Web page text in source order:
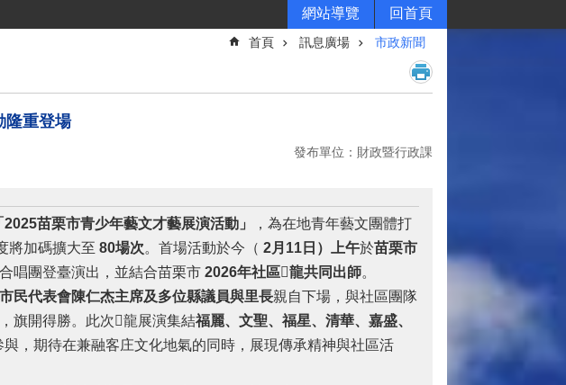
網站導覽 回首頁
首頁 訊息廣場 市政新聞
隆重登場
發布單位：財政暨行政課
2025苗栗市青少年藝文才藝展演活動 」
，為在地青年藝文團體打
將加碼擴大至 80場次。首場活動於今（ 2月11日）上午於苗栗市
唱團登臺演出，並結合苗栗市 2026年社區𪹚龍共同出師。
民代表會陳仁杰主席及多位縣議員與里長親自下場，與社區團隊
旗開得勝。此次𪹚龍展演集結福麗、文聖、福星、清華、嘉盛、
與，期待在兼融客庄文化地氣的同時，展現傳承精神與社區活